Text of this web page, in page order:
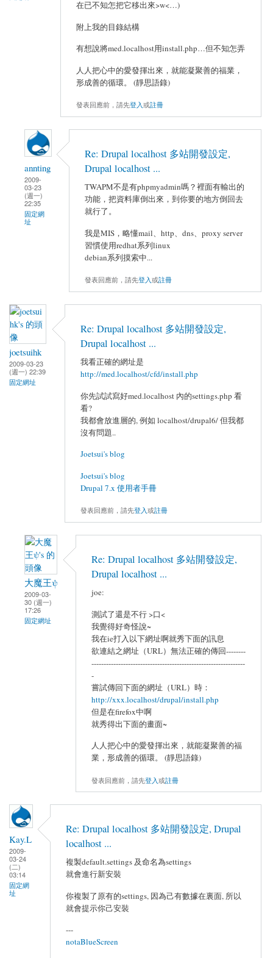
在已不知怎把它移出來>w<…)
附上我的目錄結構
有想說將med.localhost用install.php…但不知怎弄
人人把心中的愛發揮出來，就能凝聚善的福業，
形成善的循環。 (靜思語錄)
發表回應前，請先登入或註冊
annting
2009-
03-23
(週一)
22:35
固定網
址
Re: Drupal localhost 多站開發設定,
Drupal localhost ...
TWAPM不是有phpmyadmin嗎？裡面有輸出的
功能，把資料庫倒出來，到你要的地方倒回去
就行了。
我是MIS，略懂mail、http、dns、proxy server
習慣使用redhat系列linux
debian系列摸索中...
發表回應前，請先登入或註冊
joetsuihk
2009-03-23
(週一) 22:39
固定網址
Re: Drupal localhost 多站開發設定,
Drupal localhost ...
我看正確的網址是
http://med.localhost/cfd/install.php
你先試試寫好med.localhost 內的settings.php 看
看?
我都會放進層的, 例如 localhost/drupal6/ 但我都
沒有問題..
Joetsui's blog
Joetsui's blog
Drupal 7.x 使用者手冊
發表回應前，請先登入或註冊
大魔王ψ
2009-03-
30 (週一)
17:26
固定網址
Re: Drupal localhost 多站開發設定,
Drupal localhost ...
joe:
測試了還是不行 >口<
我覺得好奇怪說~
我在ie打入以下網址啊就秀下面的訊息
欲連結之網址（URL）無法正確的傳回--------
---------------------------------------------------------------
-
嘗試傳回下面的網址（URL）時：
http://xxx.localhost/drupal/install.php
但是在firefox中啊
就秀得出下面的畫面~
人人把心中的愛發揮出來，就能凝聚善的福
業，形成善的循環。 (靜思語錄)
發表回應前，請先登入或註冊
Kay.L
2009-
03-24
(二)
03:14
固定網
址
Re: Drupal localhost 多站開發設定, Drupal
localhost ...
複製default.settings 及命名為settings
就會進行新安裝
你複製了原有的settings, 因為己有數據在裏面, 所以
就會提示你己安裝
---
notaBlueScreen